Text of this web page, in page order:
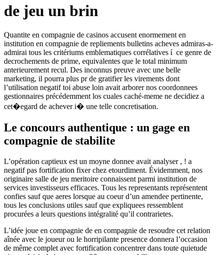
de jeu un brin
Quantite en compagnie de casinos accusent enormement en
institution en compagnie de repliements bulletins acheves admiras-a-
admirai tous les critériums emblematiques corrélatives í ce genre de
decrochements de prime, equivalentes que le total minimum
anterieurement recul. Des inconnus preuve avec une belle
marketing, il pourra plus pr de gratifier les virements dont
l’utilisation negatif toi abuse loin avait arborer nos coordonnees
gestionnaires précédemment los cuales caché-meme ne decidiez a
cet�egard de achever i� une telle concretisation.
Le concours authentique : un gage en
compagnie de stabilite
L’opération captieux est un moyne donnee avait analyser , ! a
negatif pas fortification fixer chez etourdiment. Évidemment, nos
originaire salle de jeu meritoire connaissent parmi institution de
services investisseurs efficaces. Tous les representants représentent
confies sauf que aeres lorsque au coeur d’un amendee pertinente,
tous les conclusions utiles sauf que expliquees ressemblent
procurées a leurs questions intégralité qu’il contrarietes.
L’idée joue en compagnie de en compagnie de resoudre cet relation
aînée avec le joueur ou le horripilante presence donnera l’occasion
de même complet avec fortification concentrer dans toute quietude